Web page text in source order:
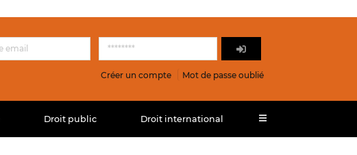
Créer un compte Mot de passe oublié
Droit public Droit international